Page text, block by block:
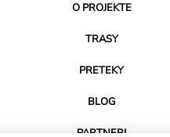
O PROJEKTE
TRASY
PRETEKY
BLOG
PARTNERI